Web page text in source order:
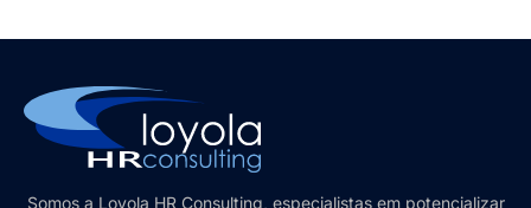
Somos a Loyola HR Consulting, especialistas em potencializar